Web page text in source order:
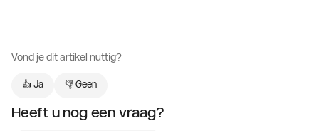
Vond je dit artikel nuttig?
👍 Ja 👎 Geen
Heeft u nog een vraag?